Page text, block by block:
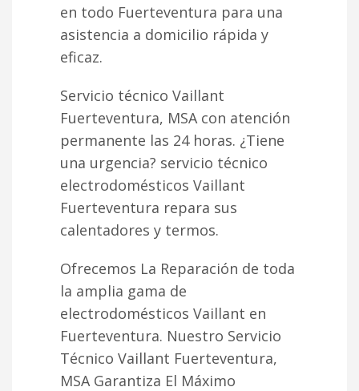
en todo Fuerteventura para una
asistencia a domicilio rápida y
eficaz.
Servicio técnico Vaillant
Fuerteventura, MSA con atención
permanente las 24 horas. ¿Tiene
una urgencia? servicio técnico
electrodomésticos Vaillant
Fuerteventura repara sus
calentadores y termos.
Ofrecemos La Reparación de toda
la amplia gama de
electrodomésticos Vaillant en
Fuerteventura. Nuestro Servicio
Técnico Vaillant Fuerteventura,
MSA Garantiza El Máximo